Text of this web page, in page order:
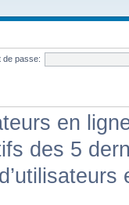
de passe:
en
des 5